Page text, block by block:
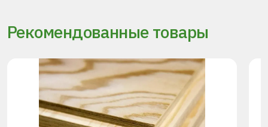
Рекомендованные товары